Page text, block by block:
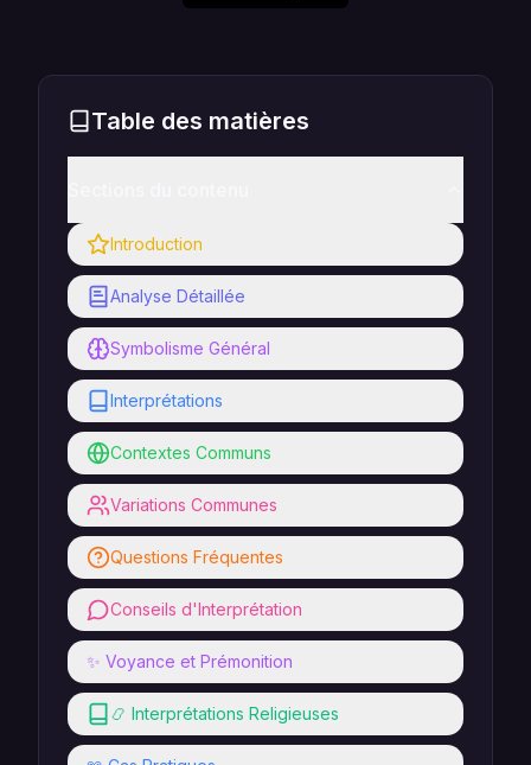
Table des matières
Introduction
Analyse Détaillée
Symbolisme Général
Interprétations
Contextes Communs
Variations Communes
Questions Fréquentes
Conseils d'Interprétation
✨ Voyance et Prémonition
📿 Interprétations Religieuses